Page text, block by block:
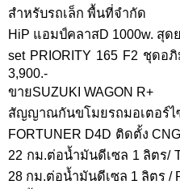
สำหรับรถเล็ก พื้นที่จำกัด
HiP แอมป์คลาสD 1000w. สุด
set PRIORITY 165 F2 ชุด
3,900.-
ขายSUZUKI WAGON R+
สัญญาณกันขโมยรถมอเตอร์ไ
FORTUNER D4D ติดตั้ง
22 กม.ต่อน้ำมันดีเซล 1 ลิตร/
28 กม.ต่อน้ำมันดีเซล 1 ลิตร /